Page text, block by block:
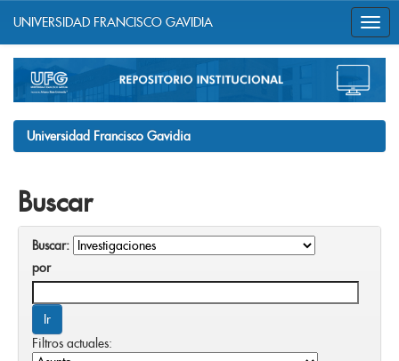
navigation
UNIVERSIDAD FRANCISCO GAVIDIA
Universidad Francisco Gavidia
Buscar
Buscar:
por
Filtros actuales: